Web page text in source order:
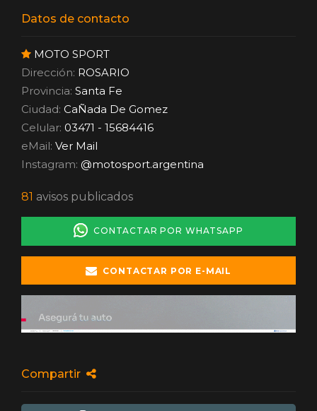
Datos de contacto
MOTO SPORT
Dirección: ROSARIO
Provincia: Santa Fe
Ciudad: CaÑada De Gomez
Celular: 03471 - 15684416
eMail: Ver Mail
Instagram: @motosport.argentina
81 avisos publicados
CONTACTAR POR WHATSAPP
CONTACTAR POR E-MAIL
Compartir